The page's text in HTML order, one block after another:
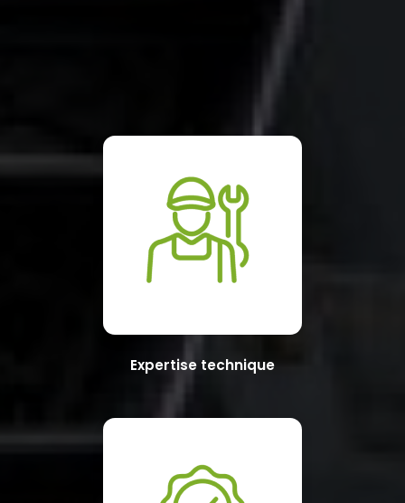
Expertise technique